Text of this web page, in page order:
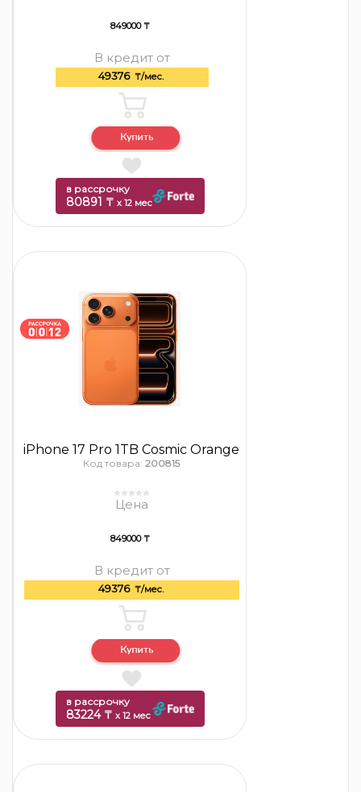
849000 ₸
В кредит от
49376 ₸/мес.
в рассрочку
80891 ₸ x 12 мес
iPhone 17 Pro 1TB Cosmic Orange
Код товара: 200815
Цена
849000 ₸
В кредит от
49376 ₸/мес.
в рассрочку
83224 ₸ x 12 мес